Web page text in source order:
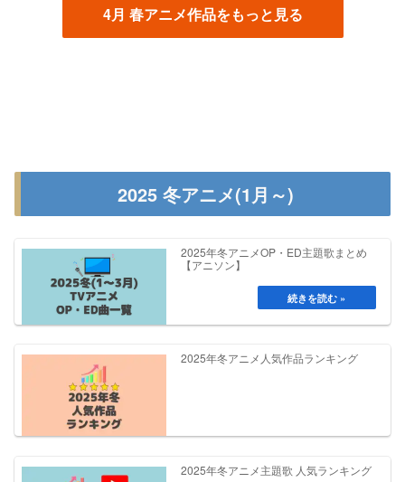
4月 春アニメ作品をもっと見る
2025 冬アニメ(1月～)
2025年冬アニメOP・ED主題歌まとめ
【アニソン】
2025年冬アニメ人気作品ランキング
2025年冬アニメ主題歌 人気ランキング